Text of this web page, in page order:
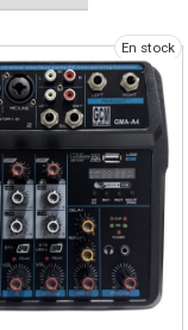
En stock